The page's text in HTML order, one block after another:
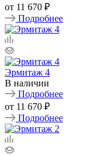
от 11 670 ₽
Подробнее
Эрмитаж 4
В наличии
Подробнее
от 11 670 ₽
Подробнее